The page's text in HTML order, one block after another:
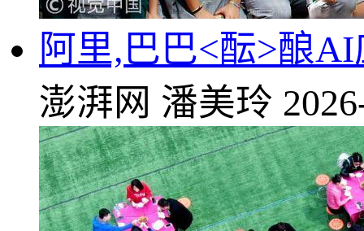
阿里,巴巴<酝>酿
澎湃网 潘美玲